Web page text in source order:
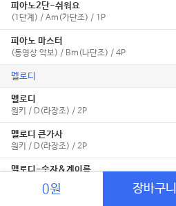
피아노2단-쉬워요
(1단계) / Am(가단조) / 1P
피아노 마스터
(동영상 악보) / Bm(나단조) / 4P
멜로디
멜로디
원키 / D(라장조) / 2P
멜로디 큰가사
원키 / D(라장조) / 2P
멜로디-숫자&계이름
(쉬운 멜로디 for 칼림바,리... / Am(가단조) / 2P
0원 장바구니